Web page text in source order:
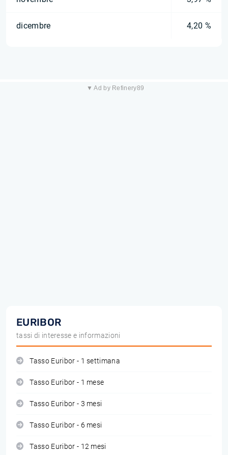
dicembre 4,20 %
▼ Ad by Refinery89
EURIBOR
tassi di interesse e informazioni
Tasso Euribor - 1 settimana
Tasso Euribor - 1 mese
Tasso Euribor - 3 mesi
Tasso Euribor - 6 mesi
Tasso Euribor - 12 mesi